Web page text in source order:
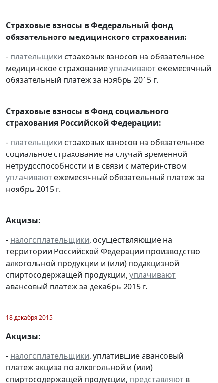
Страховые взносы в Федеральный фонд
обязательного медицинского страхования:
- плательщики страховых взносов на обязательное
медицинское страхованиеуплачивают ежемесячный
обязательный платеж за ноябрь 2015 г.
Страховые взносы в Фонд социального
страхования Российской Федерации:
- плательщики страховых взносов на обязательное
социальное страхование на случай временной
нетрудоспособности и в связи с материнством
уплачивают ежемесячный обязательный платеж за
ноябрь 2015 г.
Акцизы:
- налогоплательщики, осуществляющие на
территории Российской Федерации производство
алкогольной продукции и (или) подакцизной
спиртосодержащей продукции, уплачивают
авансовый платеж за декабрь 2015 г.
18 декабря 2015
Акцизы:
- налогоплательщики, уплатившие авансовый
платеж акциза по алкогольной и (или)
спиртосодержащей продукции, представляют в